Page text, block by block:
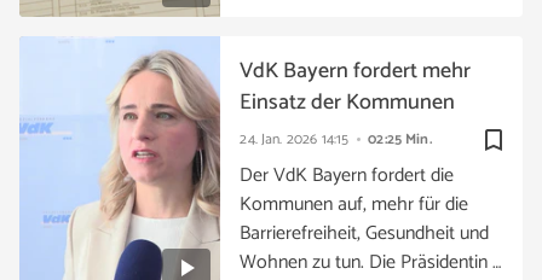
bookmark_border
24. Jan. 2026 14:15 02:25 Min.
VdK Bayern fordert mehr
Einsatz der Kommunen
Der VdK Bayern fordert die
Kommunen auf, mehr für die
Barrierefreiheit, Gesundheit und
Wohnen zu tun. Die Präsidentin …